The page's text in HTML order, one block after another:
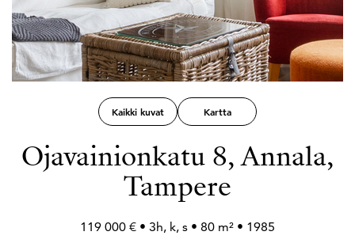
Kaikki kuvat Kartta
Ojavainionkatu 8, Annala,
Tampere
119 000 € • 3h, k, s • 80 m² • 1985